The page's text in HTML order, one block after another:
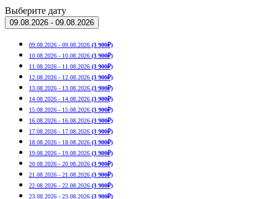
Выберите дату
09.08.2026 - 09.08.2026
09.08.2026 - 09.08.2026 (3 900₽)
10.08.2026 - 10.08.2026 (3 900₽)
11.08.2026 - 11.08.2026 (3 900₽)
12.08.2026 - 12.08.2026 (3 900₽)
13.08.2026 - 13.08.2026 (3 900₽)
14.08.2026 - 14.08.2026 (3 900₽)
15.08.2026 - 15.08.2026 (3 900₽)
16.08.2026 - 16.08.2026 (3 900₽)
17.08.2026 - 17.08.2026 (3 900₽)
18.08.2026 - 18.08.2026 (3 900₽)
19.08.2026 - 19.08.2026 (3 900₽)
20.08.2026 - 20.08.2026 (3 900₽)
21.08.2026 - 21.08.2026 (3 900₽)
22.08.2026 - 22.08.2026 (3 900₽)
23.08.2026 - 23.08.2026 (3 900₽)